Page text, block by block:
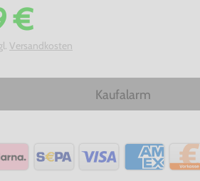
€
Versandkosten
Kaufalarm